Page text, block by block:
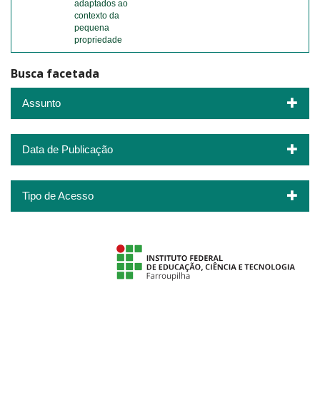
adaptados ao
contexto da
pequena
propriedade
Busca facetada
Assunto
Data de Publicação
Tipo de Acesso